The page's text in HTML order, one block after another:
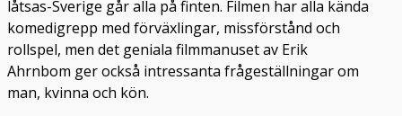
låtsas-Sverige går alla på finten. Filmen har alla kända
komedigrepp med förväxlingar, missförstånd och
rollspel, men det geniala filmmanuset av Erik
Ahrnbom ger också intressanta frågeställningar om
man, kvinna och kön.